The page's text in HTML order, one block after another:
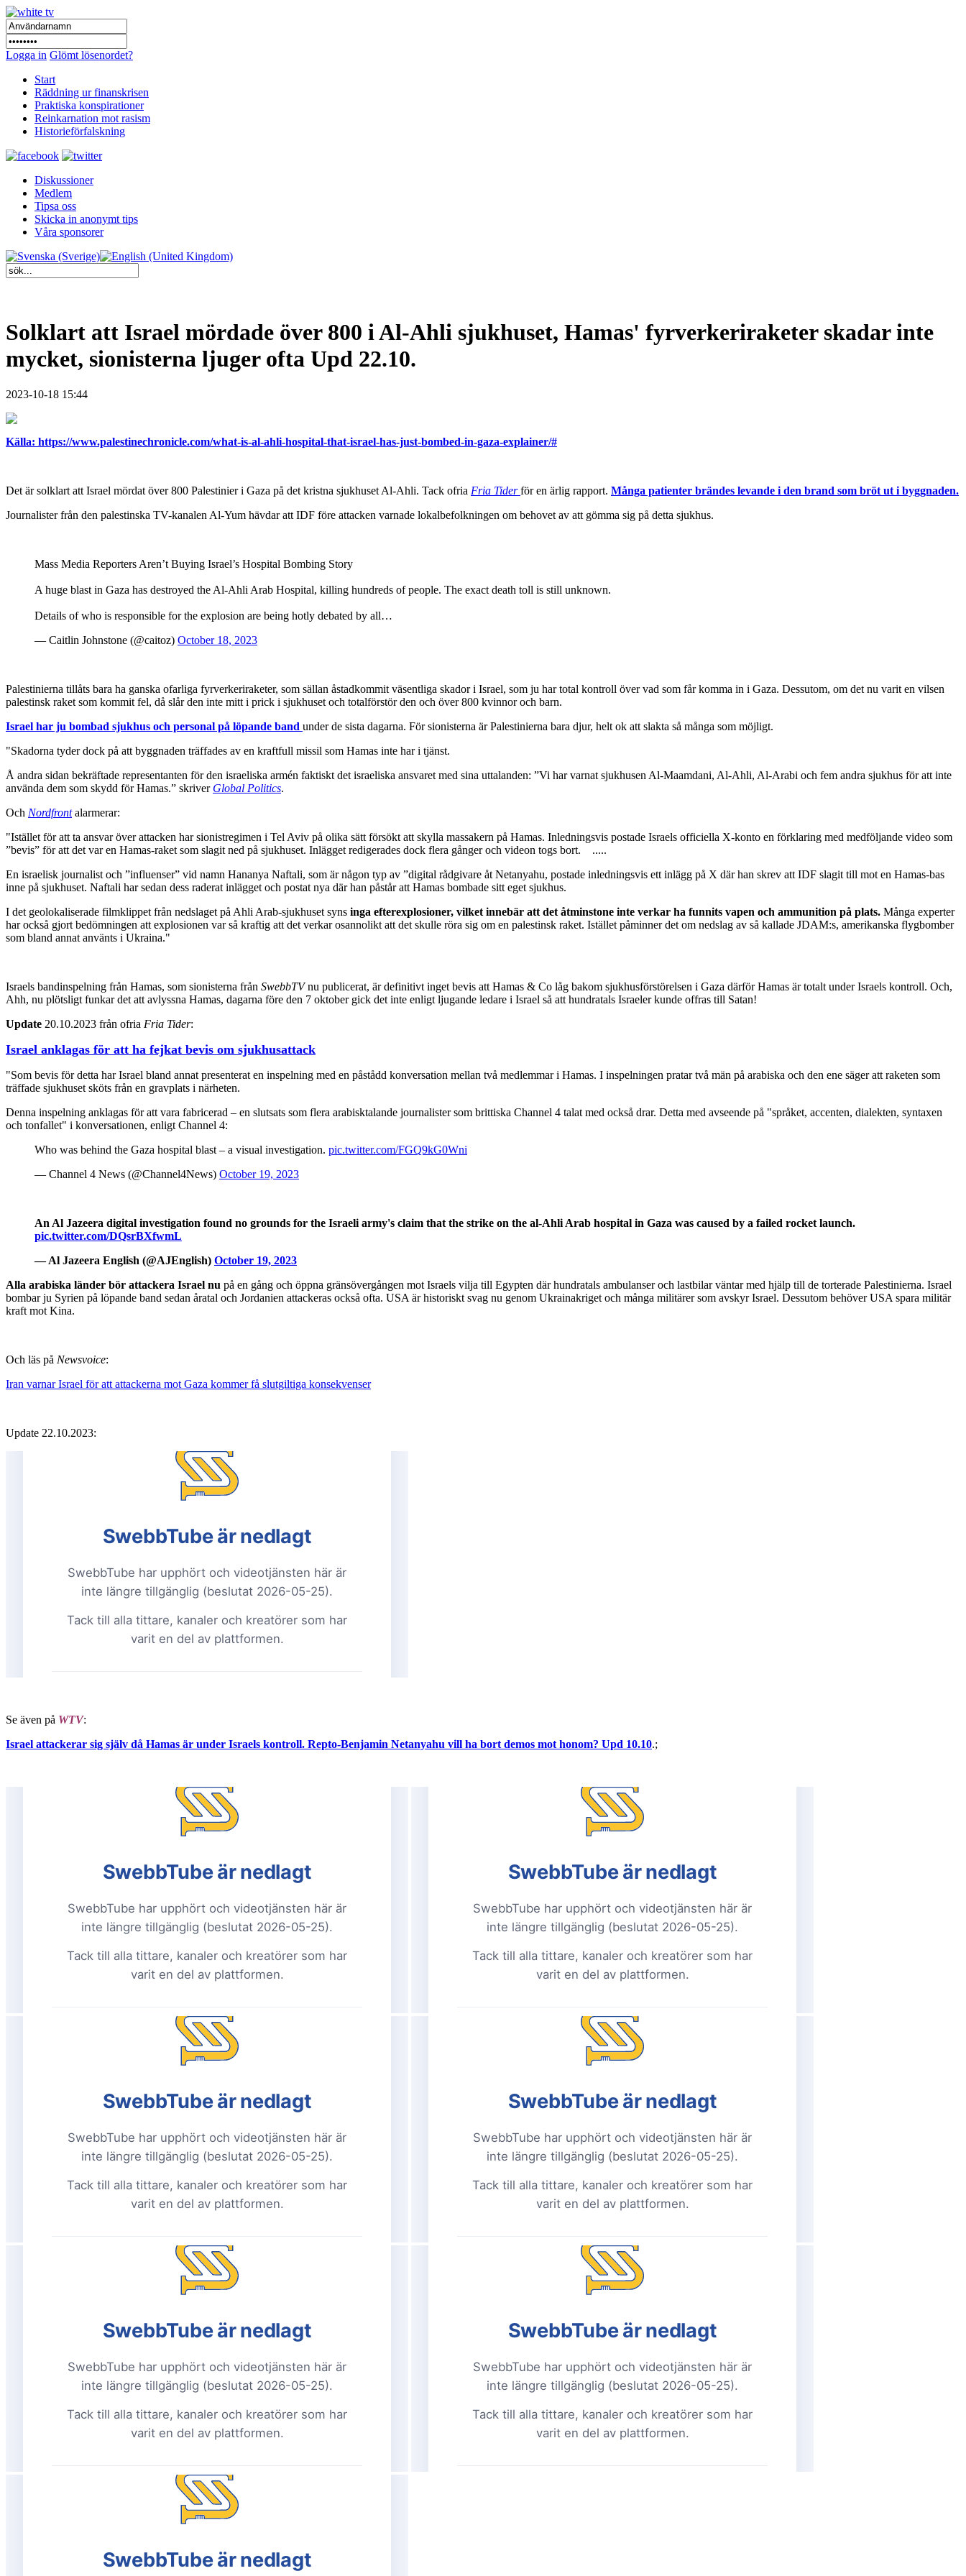
Logga in Glömt lösenordet?
Start
Räddning ur finanskrisen
Praktiska konspirationer
Reinkarnation mot rasism
Historieförfalskning
Diskussioner
Medlem
Tipsa oss
Skicka in anonymt tips
Våra sponsorer
Solklart att Israel mördade över 800 i Al-Ahli sjukhuset, Hamas' fyrverkeriraketer skadar inte
mycket, sionisterna ljuger ofta Upd 22.10.
2023-10-18 15:44
Källa: https://www.palestinechronicle.com/what-is-al-ahli-hospital-that-israel-has-just-bombed-in-gaza-explainer/#
Det är solklart att Israel mördat över 800 Palestinier i Gaza på det kristna sjukhuset Al-Ahli. Tack ofria Fria Tiderför en ärlig rapport. Många patienter brändes levande i den brand som bröt ut i byggnaden.
Journalister från den palestinska TV-kanalen Al-Yum hävdar att IDF före attacken varnade lokalbefolkningen om behovet av att gömma sig på detta sjukhus.
Mass Media Reporters Aren’t Buying Israel’s Hospital Bombing Story
A huge blast in Gaza has destroyed the Al-Ahli Arab Hospital, killing hundreds of people. The exact death toll is still unknown.
Details of who is responsible for the explosion are being hotly debated by all…
— Caitlin Johnstone (@caitoz) October 18, 2023
Palestinierna tillåts bara ha ganska ofarliga fyrverkeriraketer, som sällan åstadkommit väsentliga skador i Israel, som ju har total kontroll över vad som får komma in i Gaza. Dessutom, om det nu varit en vilsen
palestinsk raket som kommit fel, då slår den inte mitt i prick i sjukhuset och totalförstör den och över 800 kvinnor och barn.
Israel har ju bombad sjukhus och personal på löpande band under de sista dagarna. För sionisterna är Palestinierna bara djur, helt ok att slakta så många som möjligt.
"Skadorna tyder dock på att byggnaden träffades av en kraftfull missil som Hamas inte har i tjänst.
Å andra sidan bekräftade representanten för den israeliska armén faktiskt det israeliska ansvaret med sina uttalanden: ”Vi har varnat sjukhusen Al-Maamdani, Al-Ahli, Al-Arabi och fem andra sjukhus för att inte
använda dem som skydd för Hamas.” skriver Global Politics.
Och Nordfrontalarmerar:
"Istället för att ta ansvar över attacken har sionistregimen i Tel Aviv på olika sätt försökt att skylla massakern på Hamas. Inledningsvis postade Israels officiella X-konto en förklaring med medföljande video som
”bevis” för att det var en Hamas-raket som slagit ned på sjukhuset. Inlägget redigerades dock flera gånger och videon togs bort. .....
En israelisk journalist och ”influenser” vid namn Hananya Naftali, som är någon typ av ”digital rådgivare åt Netanyahu, postade inledningsvis ett inlägg på X där han skrev att IDF slagit till mot en Hamas-bas
inne på sjukhuset. Naftali har sedan dess raderat inlägget och postat nya där han påstår att Hamas bombade sitt eget sjukhus.
I det geolokaliserade filmklippet från nedslaget på Ahli Arab-sjukhuset syns inga efterexplosioner, vilket innebär att det åtminstone inte verkar ha funnits vapen och ammunition på plats. Många experter
har också gjort bedömningen att explosionen var så kraftig att det verkar osannolikt att det skulle röra sig om en palestinsk raket. Istället påminner det om nedslag av så kallade JDAM:s, amerikanska flygbomber
som bland annat använts i Ukraina."
Israels bandinspelning från Hamas, som sionisterna från SwebbTVnu publicerat, är definitivt inget bevis att Hamas & Co låg bakom sjukhusförstörelsen i Gaza därför Hamas är totalt under Israels kontroll. Och,
Ahh, nu plötsligt funkar det att avlyssna Hamas, dagarna före den 7 oktober gick det inte enligt ljugande ledare i Israel så att hundratals Israeler kunde offras till Satan!
Update 20.10.2023 från ofria Fria Tider:
Israel anklagas för att ha fejkat bevis om sjukhusattack
"Som bevis för detta har Israel bland annat presenterat en inspelning med en påstådd konversation mellan två medlemmar i Hamas. I inspelningen pratar två män på arabiska och den ene säger att raketen som
träffade sjukhuset sköts från en gravplats i närheten.
Denna inspelning anklagas för att vara fabricerad – en slutsats som flera arabisktalande journalister som brittiska Channel 4 talat med också drar. Detta med avseende på "språket, accenten, dialekten, syntaxen
och tonfallet" i konversationen, enligt Channel 4:
Who was behind the Gaza hospital blast – a visual investigation. pic.twitter.com/FGQ9kG0Wni
— Channel 4 News (@Channel4News) October 19, 2023
An Al Jazeera digital investigation found no grounds for the Israeli army's claim that the strike on the al-Ahli Arab hospital in Gaza was caused by a failed rocket launch.
pic.twitter.com/DQsrBXfwmL
— Al Jazeera English (@AJEnglish) October 19, 2023
Alla arabiska länder bör attackera Israel nu på en gång och öppna gränsövergången mot Israels vilja till Egypten där hundratals ambulanser och lastbilar väntar med hjälp till de torterade Palestinierna. Israel
bombar ju Syrien på löpande band sedan åratal och Jordanien attackeras också ofta. USA är historiskt svag nu genom Ukrainakriget och många militärer som avskyr Israel. Dessutom behöver USA spara militär
kraft mot Kina.
Och läs på Newsvoice:
Iran varnar Israel för att attackerna mot Gaza kommer få slutgiltiga konsekvenser
Update 22.10.2023:
Se även på WTV:
Israel attackerar sig själv då Hamas är under Israels kontroll. Repto-Benjamin Netanyahu vill ha bort demos mot honom? Upd 10.10.;